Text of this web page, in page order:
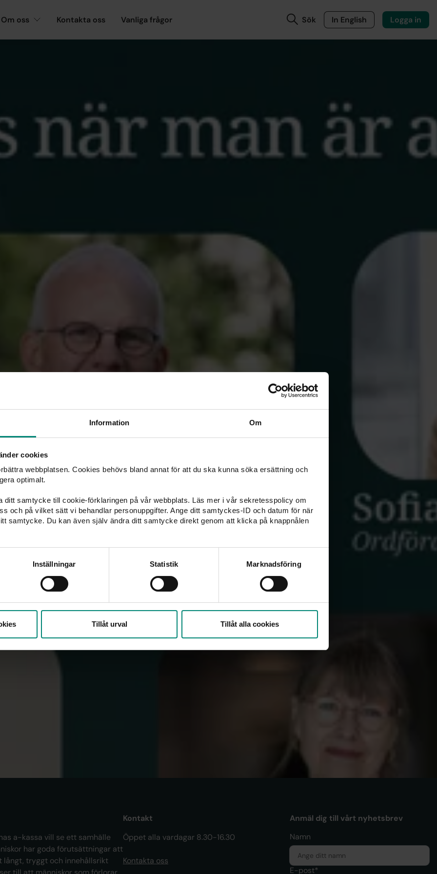
Information Om
cookies
webbplatsen. Cookies behövs bland annat för att du ska kunna söka ersättning och
optimalt.
ditt samtycke till cookie-förklaringen på vår webbplats. Läs mer i vår sekretesspolicy om
och på vilket sätt vi behandlar personuppgifter. Ange ditt samtyckes-ID och datum för när
samtycke. Du kan även själv ändra ditt samtycke direkt genom att klicka på knappnålen
Inställningar Statistik Marknadsföring
Tillåt urval Tillåt alla cookies
Om oss Kontakta oss Vanliga frågor Sök In English Logga in
arbetslöshet i
mars
är därmed fortsatt hög utan några tecken på den
antalet som varit arbetslösa kortare tid än 6 månader minskade.
på de senaste månadernas ökning av antalet personer som varit
I mars var andelen som varit arbetslösa längre än 6 månader 48 procent
av
Akademikernas a‑kassa i Almedalen:
a-kassa vill se ett samhälle
har goda förutsättningar att
långt, tryggt och innehållsrikt
Kontakt
Öppet alla vardagar 8.30-16.30
Kontakta oss
Anmäl dig till vårt nyhetsbrev
Namn
E-post*